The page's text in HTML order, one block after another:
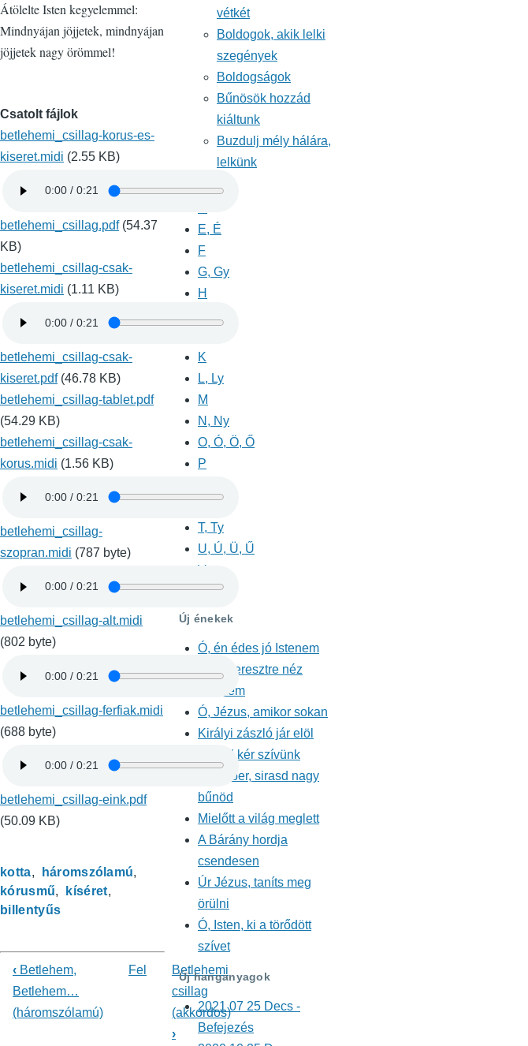
Átölelte Isten kegyelemmel:
Mindnyájan jöjjetek, mindnyájan
jöjjetek nagy örömmel!
Csatolt fájlok
betlehemi_csillag-korus-es-
kiseret.midi (2.55 KB)
betlehemi_csillag.pdf (54.37
KB)
betlehemi_csillag-csak-
kiseret.midi (1.11 KB)
betlehemi_csillag-csak-
kiseret.pdf (46.78 KB)
betlehemi_csillag-tablet.pdf
(54.29 KB)
betlehemi_csillag-csak-
korus.midi (1.56 KB)
betlehemi_csillag-
szopran.midi (787 byte)
betlehemi_csillag-alt.midi
(802 byte)
betlehemi_csillag-ferfiak.midi
(688 byte)
betlehemi_csillag-eink.pdf
(50.09 KB)
kotta
háromszólamú
kórusmű
kíséret
billentyűs
Könyv
kereszthivatkozásai
‹ Betlehem,
Betlehem…
(háromszólamú)
Fel
Betlehemi
csillag
(akkordos)
›
vétkét
Boldogok, akik lelki
szegények
Boldogságok
Bűnösök hozzád
kiáltunk
Buzdulj mély hálára,
lelkünk
C, Cs
E, É
F
G, Gy
H
K
L, Ly
M
N, Ny
O, Ó, Ö, Ő
P
T, Ty
U, Ú, Ü, Ű
V
Z, Zs
Új énekek
Ó, én édes jó Istenem
Ha a keresztre néz
szemem
Ó, Jézus, amikor sokan
Királyi zászló jár elöl
Téged kér szívünk
Ó, ember, sirasd nagy
bűnöd
Mielőtt a világ meglett
A Bárány hordja
csendesen
Úr Jézus, taníts meg
örülni
Ó, Isten, ki a törődött
szívet
Új hanganyagok
2021 07 25 Decs -
Befejezés